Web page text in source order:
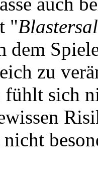
"
dem
zu
sich